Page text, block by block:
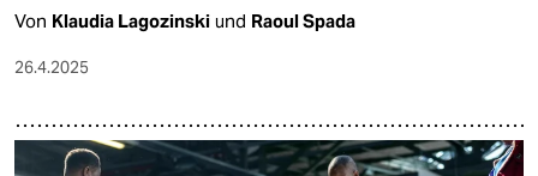
Von Klaudia Lagozinski und Raoul Spada
26.4.2025